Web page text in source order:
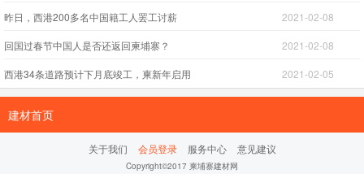
昨日，西港200多名中国籍工人罢工讨薪 2021-02-08
回国过春节中国人是否还返回柬埔寨？ 2021-02-08
西港34条道路预计下月底竣工，柬新年启用 2021-02-05
建材首页
关于我们 会员登录 服务中心 意见建议
Copyright©2017 柬埔寨建材网